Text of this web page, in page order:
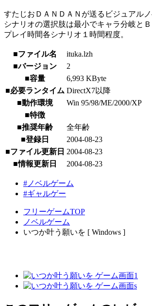
すたじおＤＡＮＤＡＮが送るビジュアルノ
シナリオの選択肢は最小でキャラ分岐と
プレイ時間各シナリオ１時間程度。
■ファイル名
ituka.lzh
■バージョン
2
■容量
6,993 KByte
■必要ランタイム DirectX7以降
■動作環境
Win 95/98/ME/2000/XP
■特徴
■推奨年齢
全年齢
■登録日
2004-08-23
■ファイル更新日 2004-08-23
■情報更新日
2004-08-23
#ノベルゲーム
#ギャルゲー
フリーゲームTOP
ノベルゲーム
いつか叶う願いを [ Windows ]